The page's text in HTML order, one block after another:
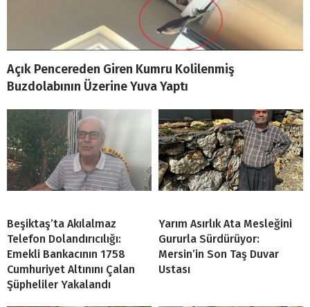
Açık Pencereden Giren Kumru Kolilenmiş
Buzdolabının Üzerine Yuva Yaptı
Beşiktaş’ta Akılalmaz
Telefon Dolandırıcılığı:
Emekli Bankacının 1758
Cumhuriyet Altınını Çalan
Şüpheliler Yakalandı
Yarım Asırlık Ata Mesleğini
Gururla Sürdürüyor:
Mersin’in Son Taş Duvar
Ustası